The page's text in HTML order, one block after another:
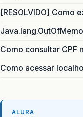
[RESOLVIDO] Como
Como consultar CPF
Como acessar
ALURA